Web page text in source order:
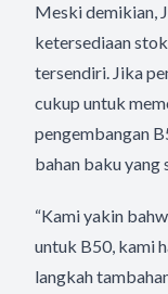
Meski demikian,
ketersediaan
tersendiri. Jika
cukup untuk
pengembangan
bahan baku yang
“Kami yakin
untuk B50, kami
langkah